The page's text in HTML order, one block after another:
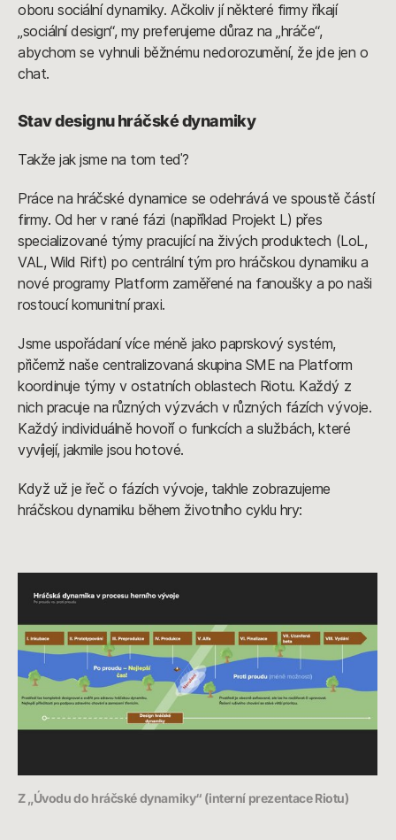
oboru sociální dynamiky. Ačkoliv jí některé firmy říkají
„sociální design“, my preferujeme důraz na „hráče“,
abychom se vyhnuli běžnému nedorozumění, že jde jen o
chat.
Stav designu hráčské dynamiky
Takže jak jsme na tom teď?
Práce na hráčské dynamice se odehrává ve spoustě částí
firmy. Od her v rané fázi (například Projekt L) přes
specializované týmy pracující na živých produktech (LoL,
VAL, Wild Rift) po centrální tým pro hráčskou dynamiku a
nové programy Platform zaměřené na fanoušky a po naši
rostoucí komunitní praxi.
Jsme uspořádaní více méně jako paprskový systém,
přičemž naše centralizovaná skupina SME na Platform
koordinuje týmy v ostatních oblastech Riotu. Každý z
nich pracuje na různých výzvách v různých fázích vývoje.
Každý individuálně hovoří o funkcích a službách, které
vyvíjejí, jakmile jsou hotové.
Když už je řeč o fázích vývoje, takhle zobrazujeme
hráčskou dynamiku během životního cyklu hry:
Z „Úvodu do hráčské dynamiky“ (interní prezentace Riotu)